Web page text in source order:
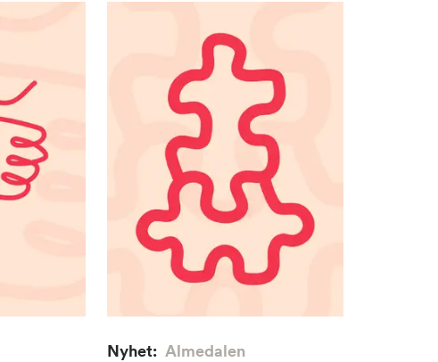
Nyhet: Almedalen